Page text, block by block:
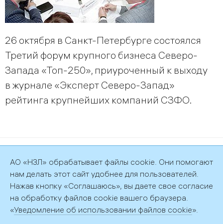
26 октября в Санкт-Петербурге состоялся
Третий форум крупного бизнеса Северо-
Запада «Топ-250», приуроченный к выходу
в журнале «Эксперт Северо-Запад»
рейтинга крупнейших компаний СЗФО.
Политика обработки персональных данных
192029, г. Санкт-Петербург, пр. Обуховской обороны, д. 51, лит.
АО «НЗЛ» обрабатывает файлы cookie. Они помогают
нам делать этот сайт удобнее для пользователей.
Нажав кнопку «Соглашаюсь», вы даете свое согласие
на обработку файлов cookie вашего браузера.
«Уведомление об использовании файлов cookie».